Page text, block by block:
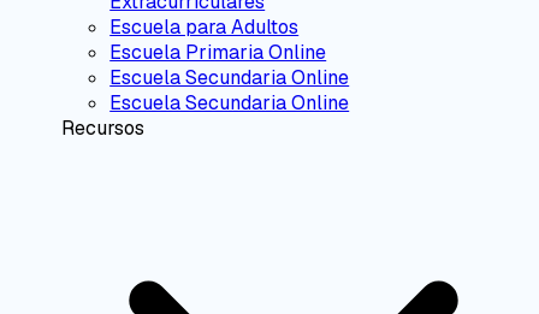
Escuela para Adultos
Escuela Primaria Online
Escuela Secundaria Online
Escuela Secundaria Online
Recursos